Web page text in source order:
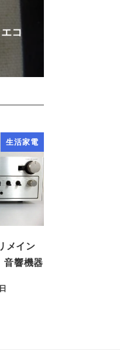
コ
生活家電
メイン
音響機器